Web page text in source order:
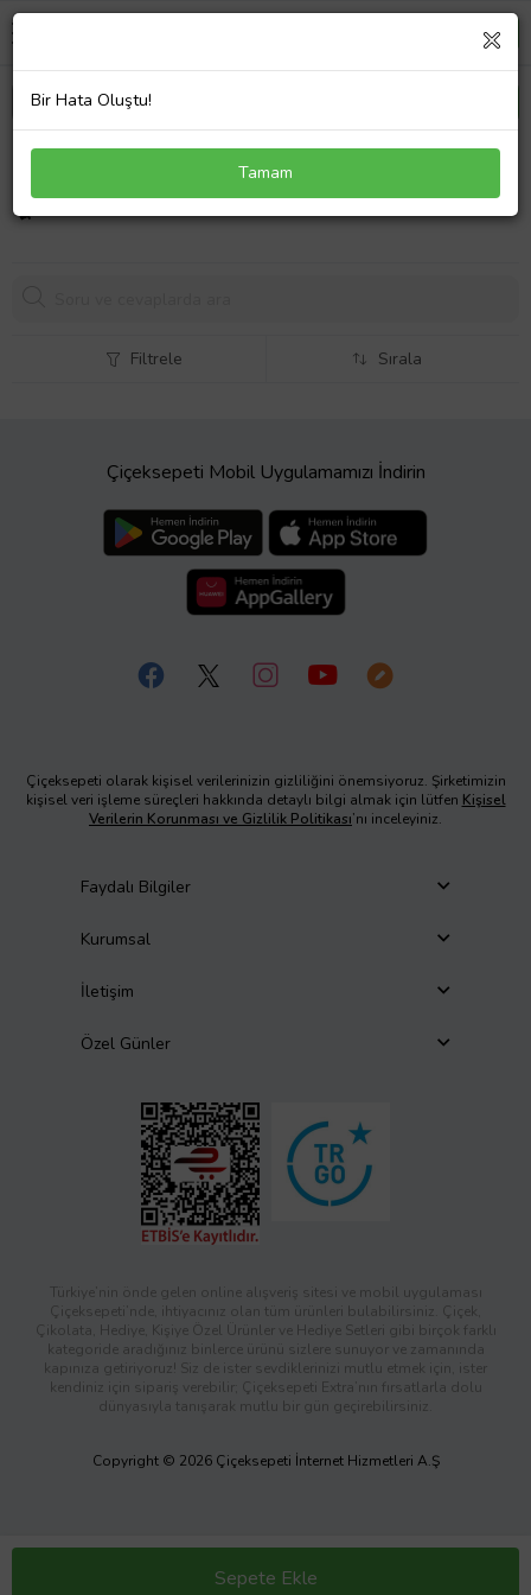
Hp Pavilion Ultrabook 14-b002eo Batarya Laptop
1238,34 TL
Sepete Ekle
Filtrele Sırala
Çiçeksepeti Mobil Uygulamamızı İndirin
Çiçeksepeti olarak kişisel verilerinizin gizliliğini önemsiyoruz. Şirketimizin
kişisel veri işleme süreçleri hakkında detaylı bilgi almak için lütfen Kişisel
Verilerin Korunması ve Gizlilik Politikası’nı inceleyiniz.
Faydalı Bilgiler
Kurumsal
İletişim
Özel Günler
Türkiye’nin önde gelen online alışveriş sitesi ve mobil uygulaması
Çiçeksepeti’nde, ihtiyacınız olan tüm ürünleri bulabilirsiniz. Çiçek,
Çikolata, Hediye, Kişiye Özel Ürünler ve Hediye Setleri gibi birçok farklı
kategoride aradığınız binlerce ürünü sizlere sunuyor ve zamanında
kapınıza getiriyoruz! Siz de ister sevdiklerinizi mutlu etmek için, ister
kendiniz için sipariş verebilir; Çiçeksepeti Extra’nın fırsatlarla dolu
dünyasıyla tanışarak mutlu bir gün geçirebilirsiniz.
Copyright © 2026 Çiçeksepeti İnternet Hizmetleri A.Ş
Bir Hata Oluştu!
Tamam